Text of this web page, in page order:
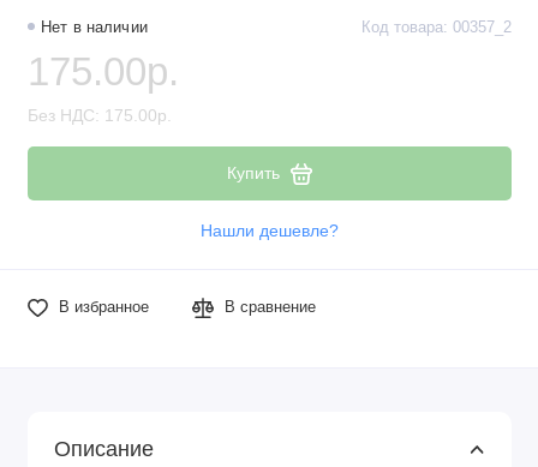
Нет в наличии Код товара: 00357_2
175.00р.
Без НДС: 175.00р.
Купить
Нашли дешевле?
В избранное В сравнение
Описание